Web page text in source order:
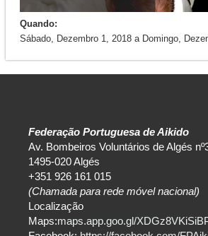
Quando:
Sábado, Dezembro 1, 2018a Domingo,
Federação Portuguesa de Aikido
Av. Bombeiros Voluntários de Algés
1495-020 Algés
+351 926 161 015
(Chamada para rede móvel nacional)
Localização
Maps:maps.app.goo.gl/